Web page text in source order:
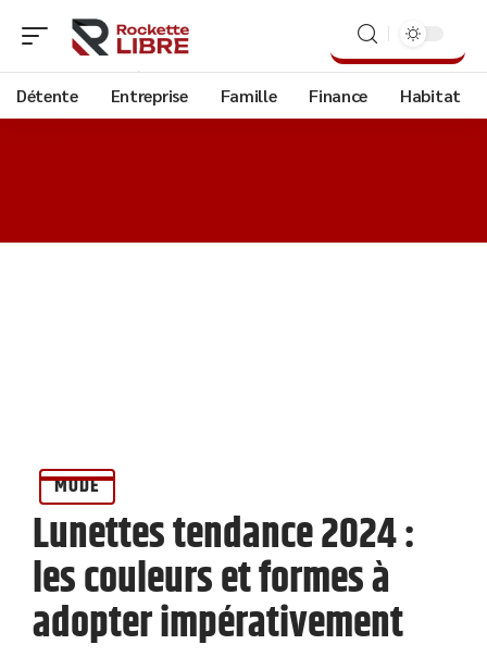
Détente Entreprise Famille Finance Habitat
MODE
Lunettes tendance 2024 :
les couleurs et formes à
adopter impérativement